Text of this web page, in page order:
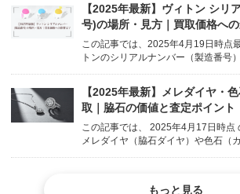
【2025年最新】ヴィトン シリ
号)の場所・見方｜買取価格へ
この記事では、2025年4月19日時点
トンのシリアルナンバー（製造番号
影響するのかを、ウォッチニアン買
解説します。 body { font-family...
【2025年最新】メレダイヤ・
取｜脇石の価値と査定ポイント
この記事では、 2025年4月17日時点
メレダイヤ（脇石ダイヤ）や色石（
もっと見る